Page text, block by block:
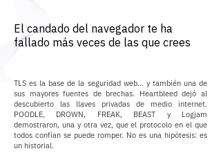
El candado del navegador te ha
fallado más veces de las que crees
TLS es la base de la seguridad web… y también una de
sus mayores fuentes de brechas. Heartbleed dejó al
descubierto las llaves privadas de medio internet.
POODLE, DROWN, FREAK, BEAST y Logjam
demostraron, una y otra vez, que el protocolo en el que
todos confían se puede romper. No es una hipótesis: es
un historial.